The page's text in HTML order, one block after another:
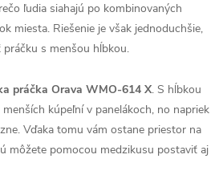
ľudia siahajú po kombinovaných
miesta. Riešenie je však jednoduchšie,
s menšou hĺbkou.
práčka Orava WMO-614 X. S hĺbkou
kúpeľní v panelákoch, no napriek
Vďaka tomu vám ostane priestor na
môžete pomocou medzikusu postaviť aj